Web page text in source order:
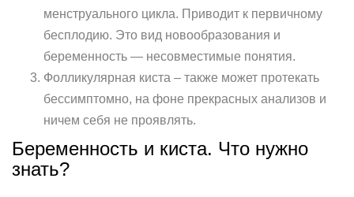
менструального цикла. Приводит к первичному
бесплодию. Это вид новообразования и
беременность — несовместимые понятия.
Фолликулярная киста – также может протекать
бессимптомно, на фоне прекрасных анализов и
ничем себя не проявлять.
Беременность и киста. Что нужно
знать?